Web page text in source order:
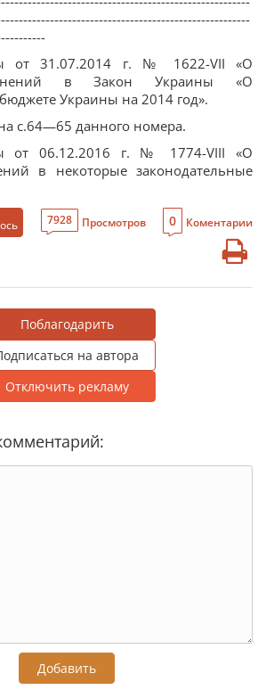
от 31.07.2014 г. № 1622-VII «О
в Закон Украины «О
Украины на 2014 год».
с.64—65 данного номера.
от 06.12.2016 г. № 1774-VIII «О
в некоторые законодательные
7928 Просмотров 0 Коментарии
Поблагодарить
на автора
Отключить рекламу
Добавить